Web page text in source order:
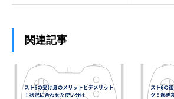
関連記事